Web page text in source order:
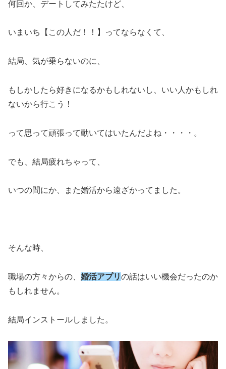
何回か、デートしてみたたけど、
いまいち【この人だ！！】ってならなくて、
結局、気が乗らないのに、
もしかしたら好きになるかもしれないし、いい人かもしれ
ないから行こう！
って思って頑張って動いてはいたんだよね・・・・。
でも、結局疲れちゃって、
いつの間にか、また婚活から遠ざかってました。
そんな時、
職場の方々からの、 婚活アプリの話はいい機会だったのか
もしれません。
結局インストールしました。